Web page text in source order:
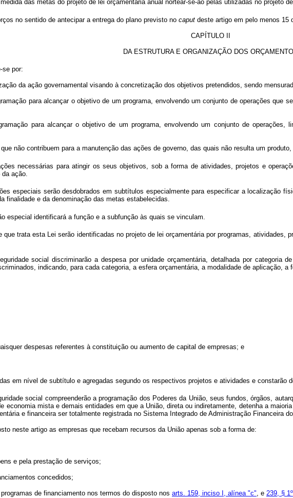
das metas do projeto de lei orçamentária anual nortear-se-ão pelas utilizadas no projeto
no sentido de antecipar a entrega do plano previsto no caput deste artigo em pelo menos 15
CAPÍTULO II
DA ESTRUTURA E ORGANIZAÇÃO DOS
se por:
da ação governamental visando à concretização dos objetivos pretendidos, sendo
para alcançar o objetivo de um programa, envolvendo um conjunto de operações
para alcançar o objetivo de um programa, envolvendo um conjunto de
não contribuem para a manutenção das ações de governo, das quais não resulta um
necessárias para atingir os seus objetivos, sob a forma de atividades, projetos e
ação.
especiais serão desdobrados em subtítulos especialmente para especificar a localização
finalidade e da denominação das metas estabelecidas.
especial identificará a função e a subfunção às quais se vinculam.
trata esta Lei serão identificadas no projeto de lei orçamentária por programas, atividades,
social discriminarão a despesa por unidade orçamentária, detalhada por categoria
indicando, para cada categoria, a esfera orçamentária, a modalidade de aplicação, a
despesas referentes à constituição ou aumento de capital de empresas; e
em nível de subtítulo e agregadas segundo os respectivos projetos e atividades e constarão
social compreenderão a programação dos Poderes da União, seus fundos, órgãos,
economia mista e demais entidades em que a União, direta ou indiretamente, detenha a
e financeira ser totalmente registrada no Sistema Integrado de Administração Financeira
neste artigo as empresas que recebam recursos da União apenas sob a forma de:
e pela prestação de serviços;
concedidos;
de financiamento nos termos do disposto nos arts. 159, inciso I, alínea "c", e 239, §